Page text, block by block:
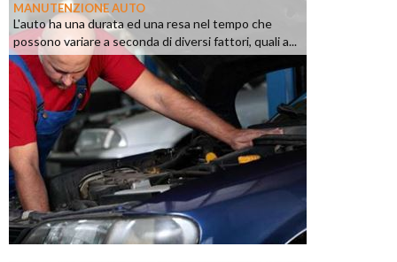
MANUTENZIONE AUTO
L'auto ha una durata ed una resa nel tempo che
possono variare a seconda di diversi fattori, quali a...